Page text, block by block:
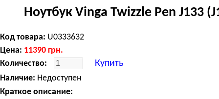
Ноутбук Vinga Twizzle Pen J133
Код товара: U0333632
Цена: 11390 грн.
Количество:
Купить
Наличие: Недоступен
Краткое описание: